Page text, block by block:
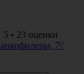
5 • 23 оценки
7\'